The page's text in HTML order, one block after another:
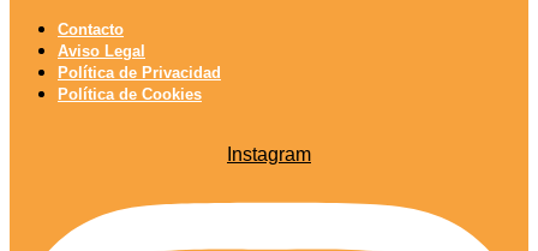
Contacto
Aviso Legal
Política de Privacidad
Política de Cookies
Instagram